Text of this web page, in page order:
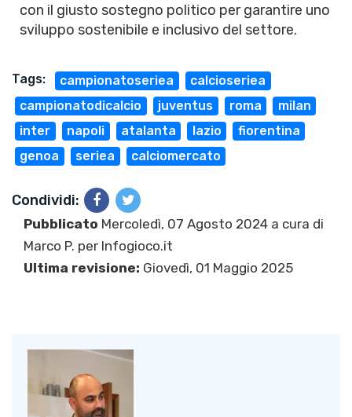
con il giusto sostegno politico per garantire uno
sviluppo sostenibile e inclusivo del settore.
Tags: campionatoseriea
calcioseriea
campionatodicalcio
juventus roma
milan
inter
napoli atalanta lazio
fiorentina
genoa
seriea calciomercato
Condividi:
Pubblicato Mercoledì, 07 Agosto 2024 a cura di
Marco P. per Infogioco.it
Ultima revisione: Giovedì, 01 Maggio 2025